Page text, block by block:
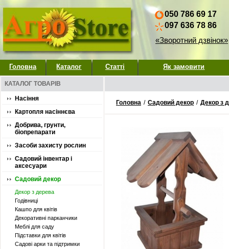
050 786 69 17
097 636 78 86
«Зворотний дзвінок»
Головна Каталог Статті Як замовити
КАТАЛОГ ТОВАРІВ
Насіння
Картопля насіннєва
Добрива, грунти,
біопрепарати
Засоби захисту рослин
Садовий інвентар і
аксесуари
Садовий декор
Декор з дерева
Годівниці
Кашпо для квітів
Декоративні парканчики
Меблі для саду
Підставки для квітів
Садові арки та підтримки
Головна / Садовий декор / Декор з